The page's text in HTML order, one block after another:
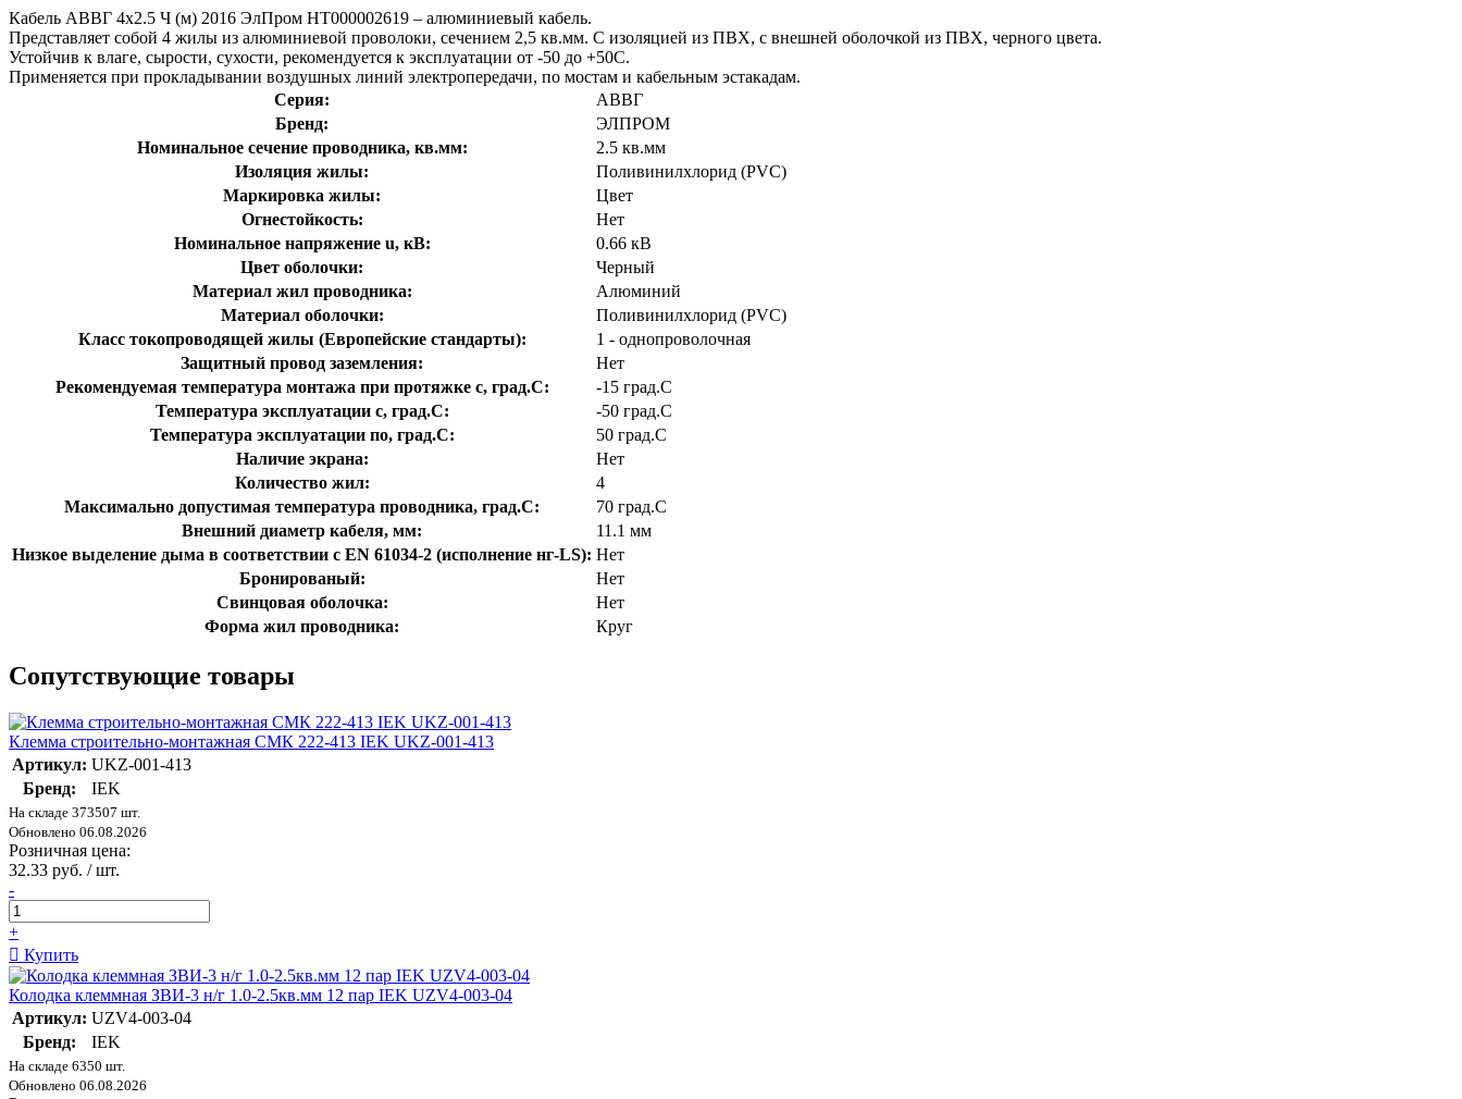
Кабель АВВГ 4х2.5 Ч (м) 2016 ЭлПром НТ000002619 – алюминиевый кабель.
Представляет собой 4 жилы из алюминиевой проволоки, сечением 2,5 кв.мм. С изоляцией из ПВХ, с внешней оболочкой из ПВХ, черного цвета.
Устойчив к влаге, сырости, сухости, рекомендуется к эксплуатации от -50 до +50С.
Применяется при прокладывании воздушных линий электропередачи, по мостам и кабельным эстакадам.
Серия:
АВВГ
Бренд:
ЭЛПРОМ
Номинальное сечение проводника, кв.мм:
2.5 кв.мм
Изоляция жилы:
Поливинилхлорид (PVC)
Маркировка жилы:
Цвет
Огнестойкость:
Нет
Номинальное напряжение u, кВ:
0.66 кВ
Цвет оболочки:
Черный
Материал жил проводника:
Алюминий
Материал оболочки:
Поливинилхлорид (PVC)
Класс токопроводящей жилы (Европейские стандарты):
1 - однопроволочная
Защитный провод заземления:
Нет
Рекомендуемая температура монтажа при протяжке с, град.C:
-15 град.C
Температура эксплуатации с, град.C:
-50 град.C
Температура эксплуатации по, град.C:
50 град.C
Наличие экрана:
Нет
Количество жил:
4
Максимально допустимая температура проводника, град.C:
70 град.C
Внешний диаметр кабеля, мм:
11.1 мм
Низкое выделение дыма в соответствии с EN 61034-2 (исполнение нг-LS): Нет
Бронированый:
Нет
Свинцовая оболочка:
Нет
Форма жил проводника:
Круг
Сопутствующие товары
Клемма строительно-монтажная СМК 222-413 IEK UKZ-001-413
Артикул: UKZ-001-413
Бренд:
IEK
На складе 373507 шт.
Обновлено 06.08.2026
Розничная цена:
32.33 руб. / шт.
-
+
Купить
Колодка клеммная ЗВИ-3 н/г 1.0-2.5кв.мм 12 пар IEK UZV4-003-04
Артикул: UZV4-003-04
Бренд:
IEK
На складе 6350 шт.
Обновлено 06.08.2026